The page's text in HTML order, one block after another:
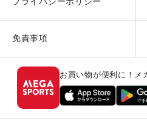
免責事項
お買い物が便利に！メ